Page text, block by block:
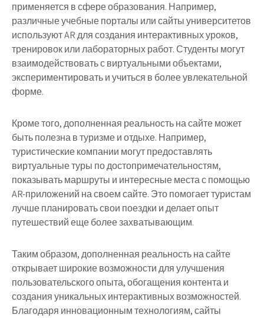
применяется в сфере образования. Например,
различные учебные порталы или сайты университетов
используют AR для создания интерактивных уроков,
тренировок или лабораторных работ. Студенты могут
взаимодействовать с виртуальными объектами,
экспериментировать и учиться в более увлекательной
форме.
Кроме того, дополненная реальность на сайте может
быть полезна в туризме и отдыхе. Например,
туристические компании могут предоставлять
виртуальные туры по достопримечательностям,
показывать маршруты и интересные места с помощью
AR-приложений на своем сайте. Это помогает туристам
лучше планировать свои поездки и делает опыт
путешествий еще более захватывающим.
Таким образом, дополненная реальность на сайте
открывает широкие возможности для улучшения
пользовательского опыта, обогащения контента и
создания уникальных интерактивных возможностей.
Благодаря инновационным технологиям, сайты